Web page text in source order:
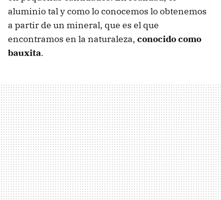
aluminio tal y como lo conocemos lo obtenemos
a partir de un mineral, que es el que
encontramos en la naturaleza, conocido como
bauxita.